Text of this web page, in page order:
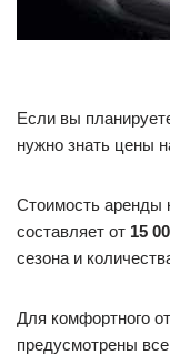
Если вы
нужно знать цены
Стоимость аренды
составляет от 15
сезона и
Для комфортного
предусмотрены